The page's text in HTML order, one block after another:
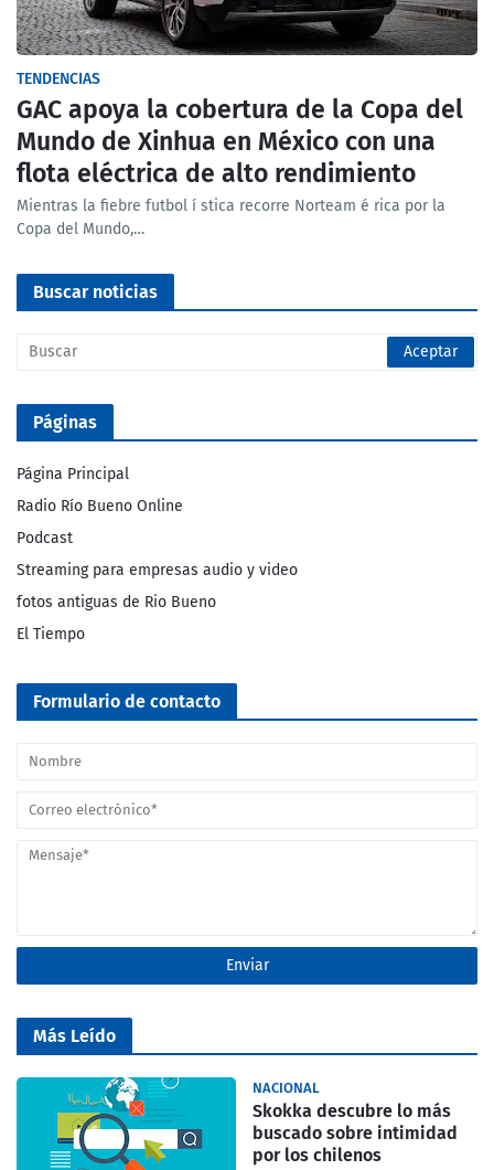
TENDENCIAS
GAC apoya la cobertura de la Copa del
Mundo de Xinhua en México con una
flota eléctrica de alto rendimiento
Mientras la fiebre futbol í stica recorre Norteam é rica por la
Copa del Mundo,…
Buscar noticias
Páginas
Página Principal
Radio Río Bueno Online
Podcast
Streaming para empresas audio y video
fotos antiguas de Rio Bueno
El Tiempo
Formulario de contacto
Más Leído
NACIONAL
Skokka descubre lo más
buscado sobre intimidad
por los chilenos